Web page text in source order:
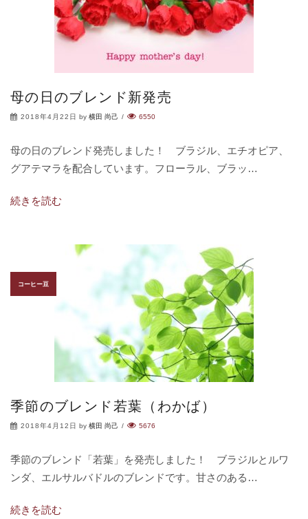
母の日のブレンド新発売
2018年4月22日 by 横田 尚己 / 6550
母の日のブレンド発売しました！ ブラジル、エチオピア、
グアテマラを配合しています。フローラル、ブラッ…
続きを読む
コーヒー豆
季節のブレンド若葉（わかば）
2018年4月12日 by 横田 尚己 / 5676
季節のブレンド「若葉」を発売しました！ ブラジルとルワ
ンダ、エルサルバドルのブレンドです。甘さのある…
続きを読む